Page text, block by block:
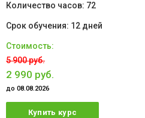
72
12 дней
5 900 руб.
2 990 руб.
до 08.08.2026
Купить курс